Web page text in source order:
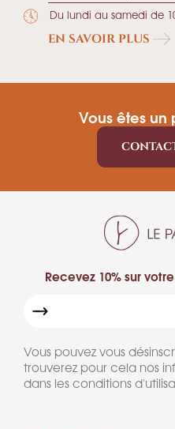
Du lundi au samedi de
EN SAVOIR PLUS
Vous êtes un
Recevez 10% sur
Vous pouvez vous
trouverez pour cela nos
dans les conditions